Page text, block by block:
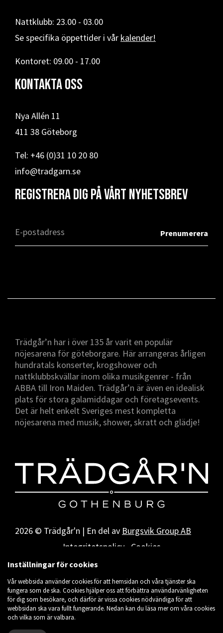
Nattklubb: 23.00 - 03.00
Se specifika öppettider i vår kalender!
Kontoret: 09.00 - 17.00
Kontakta oss
Nya Allén 11
411 38 Göteborg
Tel: +46 (0)31 10 20 80
info@tradgarn.se
Registrera dig på vårt nyhetsbrev
Trädgår’n har i över 135 år varit en populär
nöjesarena för göteborgare. Här arrangeras årligen
hundratals konserter, krogshower och
nattklubbskvällar inom olika musikgenrer - från
ABBA till Iron Maiden. Trädgår’n är även en idealisk
plats för stora galamiddagar och företagsevents.
Det är helt enkelt Sveriges mest kompletta
nöjesarena med musik, shower, skratt och glädje!
2026 © Trädgår'n | En del av Burgsvik Group AB
Integritetspolicy
Cookies
Inställningar för cookies
Vår webbsida använder cookies för att hemsidan och våra tjänster ska
fungera som de ska. Cookies hjälper oss att förbättra användarvänligheten
för dig som besökare, och därför är vissa cookies nödvändiga för att
webbsidan ska vara fullt fungerande. Nedan kan du läsa mer om våra cookies
och vilka som är valbara.